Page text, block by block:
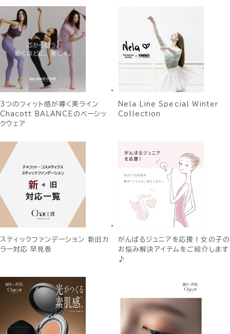
3つのフィット感が導く美ライン
Chacott BALANCEのベーシッ
クウェア
Nela Line Special Winter
Collection
スティックファンデーション 新旧カ
ラー対応 早見表
がんばるジュニアを応援！女の子の
お悩み解決アイテムをご紹介します
♪